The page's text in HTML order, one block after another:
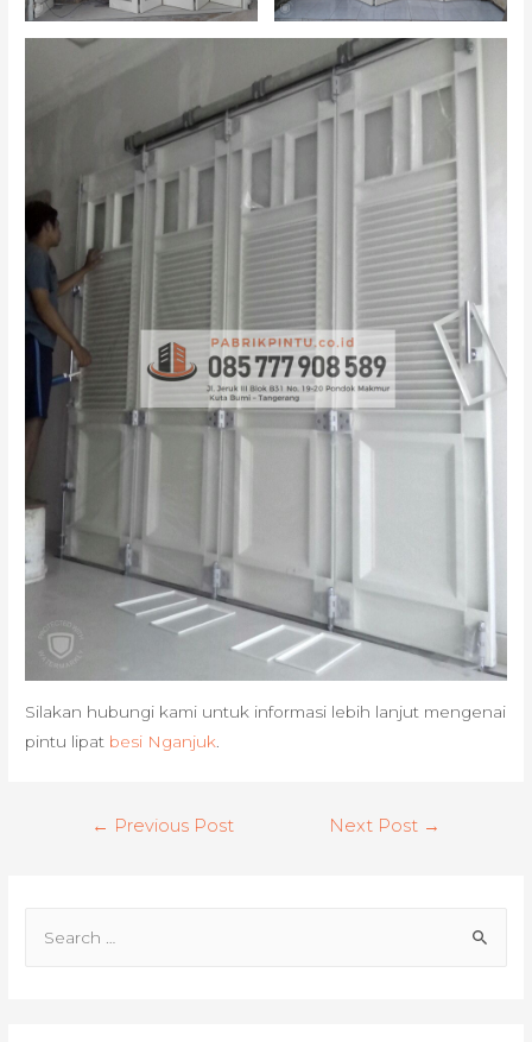
Silakan hubungi kami untuk informasi lebih lanjut mengenai
pintu lipat besi Nganjuk
← Previous Post Next Post →